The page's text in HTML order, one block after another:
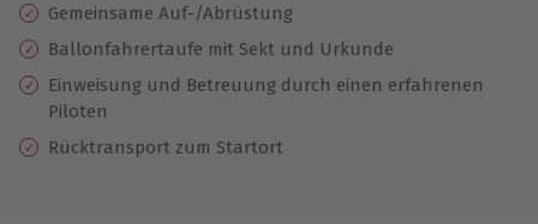
Gemeinsame Auf-/Abrüstung
Ballonfahrertaufe mit Sekt und Urkunde
Einweisung und Betreuung durch einen erfahrenen
Piloten
Rücktransport zum Startort